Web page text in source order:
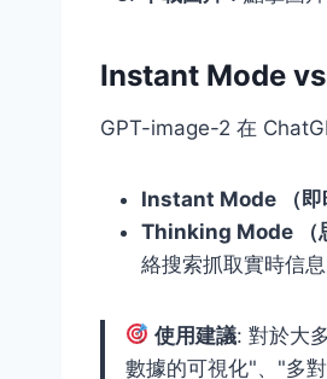
Instant Mode
GPT-image-2 在
Instant Mode （即
Thinking Mode （
絡搜索抓取實時信
使用建議: 對於大
數據的可視化"、"多